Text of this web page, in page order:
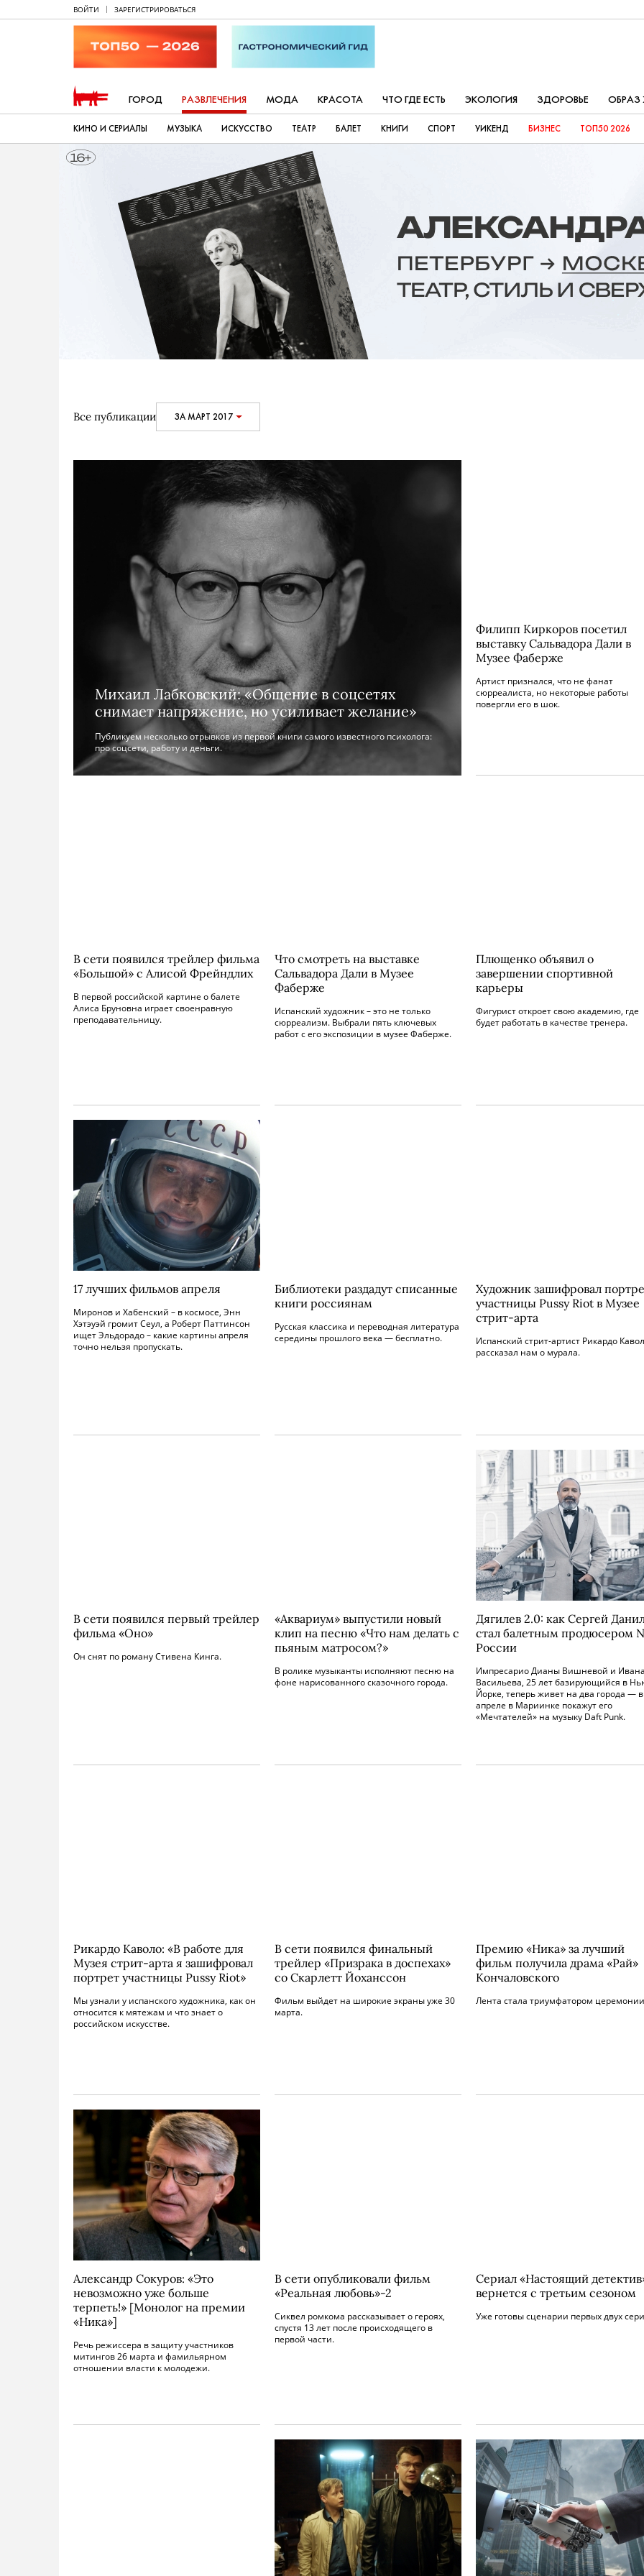
ВОЙТИ ЗАРЕГИСТРИРОВАТЬСЯ
ГОРОД РАЗВЛЕЧЕНИЯ МОДА КРАСОТА ЧТО ГДЕ ЕСТЬ ЭКОЛОГИЯ ЗДОРОВЬЕ
КИНО И СЕРИАЛЫ МУЗЫКА ИСКУССТВО ТЕАТР БАЛЕТ КНИГИ СПОРТ УИКЕНД БИЗНЕС ТОП50 2026
Все публикации ЗА МАРТ 2017
Михаил Лабковский: «Общение в соцсетях
снимает напряжение, но усиливает желание»
Публикуем несколько отрывков из первой книги самого известного психолога:
про соцсети, работу и деньги.
Филипп Киркоров посетил
выставку Сальвадора Дали в
Музее Фаберже
Артист признался, что не фанат
сюрреалиста, но некоторые работы
повергли его в шок.
В сети появился трейлер фильма
«Большой» с Алисой Фрейндлих
В первой российской картине о балете
Алиса Бруновна играет своенравную
преподавательницу.
Что смотреть на выставке
Сальвадора Дали в Музее
Фаберже
Испанский художник – это не только
сюрреализм. Выбрали пять ключевых
работ с его экспозиции в музее Фаберже.
Плющенко объявил о
завершении спортивной
карьеры
Фигурист откроет свою академию, где
будет работать в качестве тренера.
17 лучших фильмов апреля
Миронов и Хабенский – в космосе, Энн
Хэтэуэй громит Сеул, а Роберт Паттинсон
ищет Эльдорадо – какие картины апреля
точно нельзя пропускать.
Библиотеки раздадут списанные
книги россиянам
Русская классика и переводная литература
середины прошлого века — бесплатно.
Художник зашифровал
участницы Pussy Riot в Музее
стрит-арта
Испанский стрит-артист Рикардо
рассказал нам о мурала.
В сети появился первый трейлер
фильма «Оно»
Он снят по роману Стивена Кинга.
«Аквариум» выпустили новый
клип на песню «Что нам делать с
пьяным матросом?»
В ролике музыканты исполняют песню на
фоне нарисованного сказочного города.
Дягилев 2.0: как Сергей
стал балетным продюсером
России
Импресарио Дианы Вишневой и
Васильева, 25 лет базирующийся в
Йорке, теперь живет на два города — в
апреле в Мариинке покажут его
«Мечтателей» на музыку Daft Punk.
Рикардо Каволо: «В работе для
Музея стрит-арта я зашифровал
портрет участницы Pussy Riot»
Мы узнали у испанского художника, как он
относится к мятежам и что знает о
российском искусстве.
В сети появился финальный
трейлер «Призрака в доспехах»
со Скарлетт Йоханссон
Фильм выйдет на широкие экраны уже 30
марта.
Премию «Ника» за лучший
фильм получила драма «Рай»
Кончаловского
Лента стала триумфатором
Александр Сокуров: «Это
невозможно уже больше
терпеть!» [Монолог на премии
«Ника»]
Речь режиссера в защиту участников
митингов 26 марта и фамильярном
отношении власти к молодежи.
В сети опубликовали фильм
«Реальная любовь»-2
Сиквел ромкома рассказывает о героях,
спустя 13 лет после происходящего в
первой части.
Сериал «Настоящий
вернется с третьим сезоном
Уже готовы сценарии первых двух